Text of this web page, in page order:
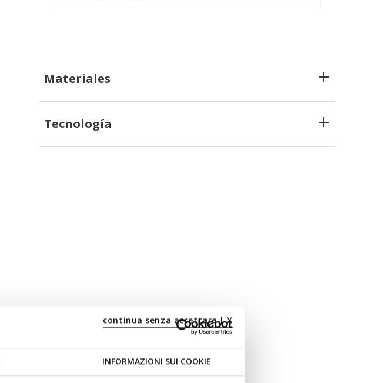
INFORMAZIONI SUI COOKIE
continua senza accettare | X
Materiales
Tecnología